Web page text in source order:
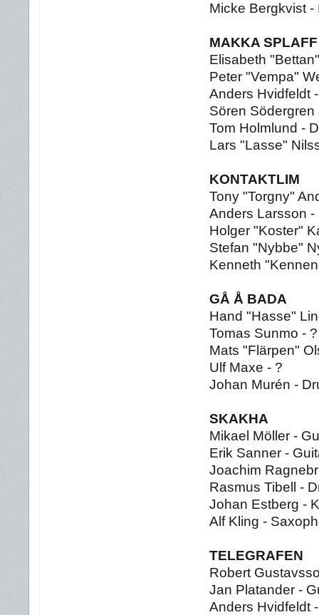
Micke Bergkvist -
MAKKA SPLAFF
Elisabeth
Peter "Vempa"
Anders Hvidfeldt
Sören Södergren
Tom Holmlund -
Lars "Lasse"
KONTAKTLIM
Tony "Torgny"
Anders Larsson -
Holger "Koster"
Stefan "Nybbe"
Kenneth
GÅ Å BADA
Hand "Hasse"
Tomas Sunmo - ?
Mats "Flärpen"
Ulf Maxe - ?
Johan Murén -
SKAKHA
Mikael Möller -
Erik Sanner -
Joachim
Rasmus Tibell -
Johan Estberg -
Alf Kling -
TELEGRAFEN
Robert
Jan Platander -
Anders Hvidfeldt